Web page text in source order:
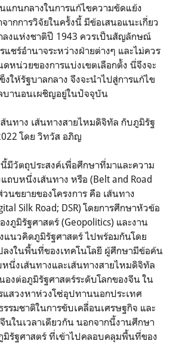
แกนกลางในการแก้ไขความขัดแย้ง
ากการวิจัยในครั้งนี้ มีข้อเสนอแนะเกี่ยว
ลงแห่งชาติปี 1943 ควรเป็นสัญลักษณ์
ชร์อำนาจระหว่างฝ่ายต่างๆ และไม่ควร
หน่วยของการแบ่งเขตเลือกตั้ง นี่จึงจะ
ให้รัฐบาลกลาง จึงจะนำไปสู่การแก้ไข
บานอนเผชิญอยู่ในปัจจุบัน
นทาง เส้นทางสายไหมดิจิทัล กับภูมิรัฐ
โดย วิทวัส อภิญ
วัตถุประสงค์เพื่อศึกษาที่มาและความ
ถบหนึ่งเส้นทาง หรือ (Belt and Road
นขยายของโครงการ คือ เส้นทาง
Silk Road; DSR) โดยการศึกษาหัวข้อ
ภูมิรัฐศาสตร์ (Geopolitics) และงาน
นวคิดภูมิรัฐศาสตร์ ไปพร้อมกันโดย
งในพื้นที่ของเทคโนโลยี ผู้ศึกษามีข้อค้น
นึ่งเส้นทางและเส้นทางสายไหมดิจิทัล
องต่อภูมิรัฐศาสตร์ระดับโลกของจีน ใน
สวงหาห่วงโซ่อุปทานนอกประเทศ
รมชาติในการขับเคลื่อนเศรษฐกิจ และ
นในเวลาเดียวกัน นอกจากนี้งานศึกษา
รัฐศาสตร์ ที่เข้าไปคลอบคลุมพื้นที่ของ